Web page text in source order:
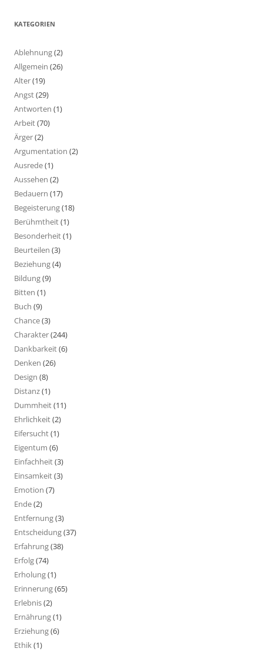
KATEGORIEN
Ablehnung(2)
Allgemein (26)
Alter(19)
Angst(29)
Antworten (1)
Arbeit(70)
Ärger(2)
Argumentation (2)
Ausrede(1)
Aussehen (2)
Bedauern (17)
Begeisterung(18)
Berühmtheit(1)
Besonderheit(1)
Beurteilen (3)
Beziehung(4)
Bildung(9)
Bitten (1)
Buch (9)
Chance(3)
Charakter(244)
Dankbarkeit(6)
Denken (26)
Design (8)
Distanz(1)
Dummheit(11)
Ehrlichkeit(2)
Eifersucht(1)
Eigentum (6)
Einfachheit(3)
Einsamkeit(3)
Emotion (7)
Ende(2)
Entfernung(3)
Entscheidung(37)
Erfahrung(38)
Erfolg(74)
Erholung(1)
Erinnerung(65)
Erlebnis(2)
Ernährung(1)
Erziehung(6)
Ethik(1)